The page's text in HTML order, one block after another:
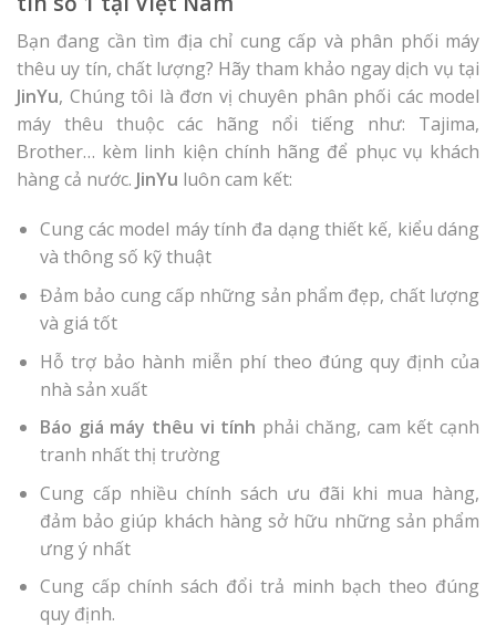
Bạn đang cần tìm địa chỉ cung cấp và phân phối máy
thêu uy tín, chất lượng? Hãy tham khảo ngay dịch vụ tại
JinYu, Chúng tôi là đơn vị chuyên phân phối các model
máy thêu thuộc các hãng nổi tiếng như: Tajima,
Brother… kèm linh kiện chính hãng để phục vụ khách
hàng cả nước. JinYu luôn cam kết:
Cung các model máy tính đa dạng thiết kế, kiểu dáng
và thông số kỹ thuật
Đảm bảo cung cấp những sản phẩm đẹp, chất lượng
và giá tốt
Hỗ trợ bảo hành miễn phí theo đúng quy định của
nhà sản xuất
Báo giá máy thêu vi tính phải chăng, cam kết cạnh
tranh nhất thị trường
Cung cấp nhiều chính sách ưu đãi khi mua hàng,
đảm bảo giúp khách hàng sở hữu những sản phẩm
ưng ý nhất
Cung cấp chính sách đổi trả minh bạch theo đúng
quy định.